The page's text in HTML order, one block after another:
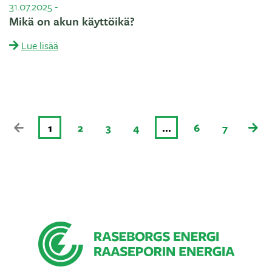
31.07.2025-
Mikä on akun käyttöikä?
Lue lisää
1 2 3 4 … 6 7